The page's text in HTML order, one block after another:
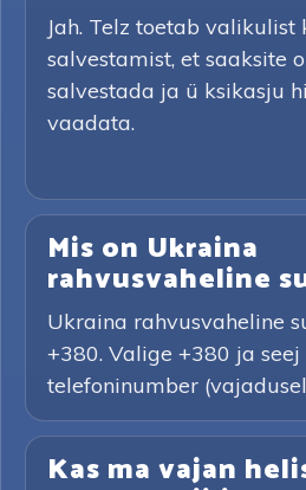
Jah. Telz toetab valikulist
salvestamist, et saaksite
salvestada ja ü ksikasju
vaadata.
Mis on Ukraina
rahvusvaheline
Ukraina rahvusvaheline
+380. Valige +380 ja seej
telefoninumber
Kas ma vajan